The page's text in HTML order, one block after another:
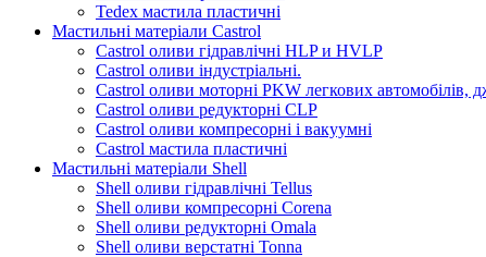
Tedex мастила пластичні
Мастильні матеріали Castrol
Castrol оливи гідравлічні HLP и HVLP
Castrol оливи індустріальні.
Castrol оливи моторні PKW легкових автомобілів,
Castrol оливи редукторні CLP
Castrol оливи компресорні і вакуумні
Castrol мастила пластичні
Мастильні матеріали Shell
Shell оливи гідравлічні Tellus
Shell оливи компресорні Corena
Shell оливи редукторні Omala
Shell оливи верстатні Tonna